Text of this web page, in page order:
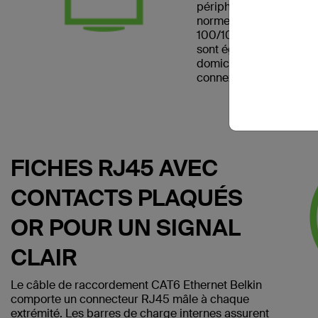
périphérique réseau. Il
norme CAT6 et peut
100/1000BASE-T. Les
sont également
domicile et les
connexion Internet
FICHES RJ45 AVEC
CONTACTS PLAQUÉS
OR POUR UN SIGNAL
CLAIR
Le câble de raccordement CAT6 Ethernet Belkin
comporte un connecteur RJ45 mâle à chaque
extrémité. Les barres de charge internes assurent